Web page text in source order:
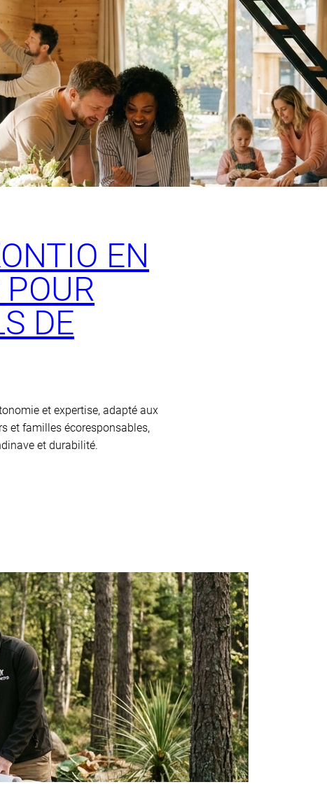
EN
DE
et expertise, adapté aux
et familles écoresponsables,
et durabilité.